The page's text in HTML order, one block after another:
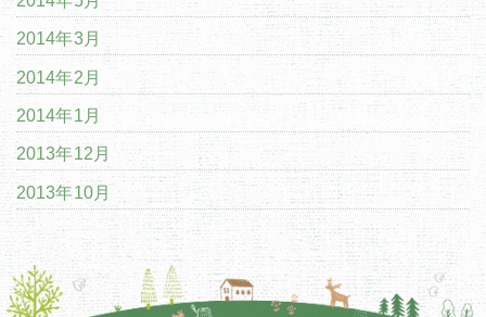
2014年3月
2014年2月
2014年1月
2013年12月
2013年10月